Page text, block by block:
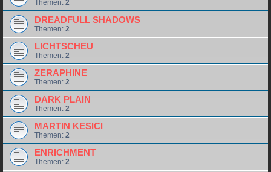
Themen: 2
DREADFULL SHADOWS
Themen: 2
LICHTSCHEU
Themen: 2
ZERAPHINE
Themen: 2
DARK PLAIN
Themen: 2
MARTIN KESICI
Themen: 2
ENRICHMENT
Themen: 2